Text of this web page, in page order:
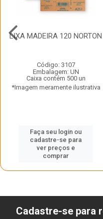
LIXA MADEIRA 120 NORTON
Código: 3107
Embalagem: UN
Caixa contém 500 un
*Imagem meramente ilustrativa
Faça seu login ou
cadastre-se para
ver preços e
comprar
Cadastre-se para